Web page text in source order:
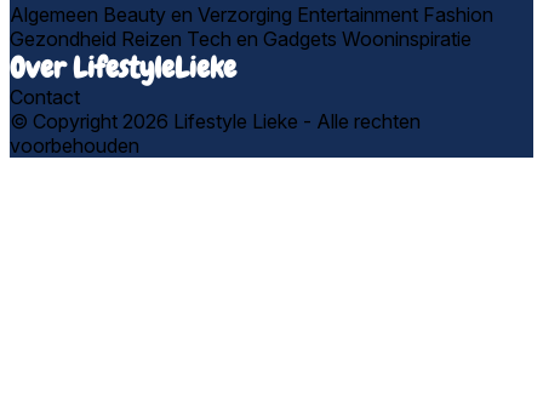
Algemeen Beauty en Verzorging Entertainment Fashion
Gezondheid Reizen Tech en Gadgets Wooninspiratie
Over LifestyleLieke
Contact
© Copyright 2026 Lifestyle Lieke - Alle rechten
voorbehouden